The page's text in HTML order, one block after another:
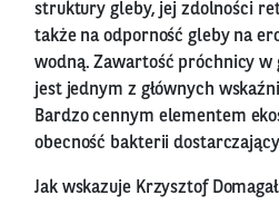
struktury gleby, jej zdolności
także na odporność gleby na
wodną. Zawartość próchnicy
jest jednym z głównych
Bardzo cennym elementem
obecność bakterii
Jak wskazuje Krzysztof